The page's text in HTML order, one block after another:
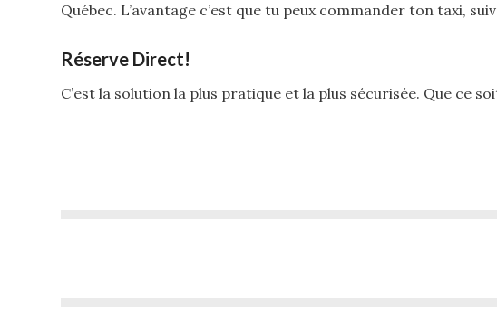
Québec. L’avantage c’est que tu peux commander ton taxi,
Réserve Direct!
C’est la solution la plus pratique et la plus sécurisée. Que ce